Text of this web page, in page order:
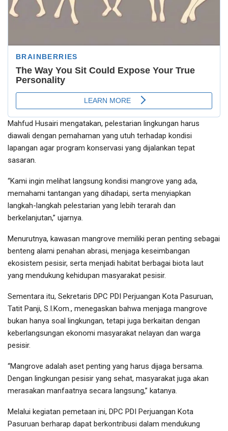
Mahfud Husairi mengatakan, pelestarian lingkungan harus
diawali dengan pemahaman yang utuh terhadap kondisi
lapangan agar program konservasi yang dijalankan tepat
sasaran.
“Kami ingin melihat langsung kondisi mangrove yang ada,
memahami tantangan yang dihadapi, serta menyiapkan
langkah-langkah pelestarian yang lebih terarah dan
berkelanjutan,” ujarnya.
Menurutnya, kawasan mangrove memiliki peran penting sebagai
benteng alami penahan abrasi, menjaga keseimbangan
ekosistem pesisir, serta menjadi habitat berbagai biota laut
yang mendukung kehidupan masyarakat pesisir.
Sementara itu, Sekretaris DPC PDI Perjuangan Kota Pasuruan,
Tatit Panji, S.I.Kom., menegaskan bahwa menjaga mangrove
bukan hanya soal lingkungan, tetapi juga berkaitan dengan
keberlangsungan ekonomi masyarakat nelayan dan warga
pesisir.
“Mangrove adalah aset penting yang harus dijaga bersama.
Dengan lingkungan pesisir yang sehat, masyarakat juga akan
merasakan manfaatnya secara langsung,” katanya.
Melalui kegiatan pemetaan ini, DPC PDI Perjuangan Kota
Pasuruan berharap dapat berkontribusi dalam mendukung